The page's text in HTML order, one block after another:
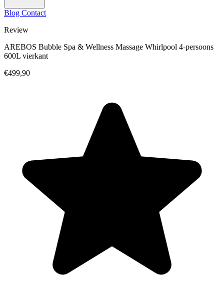
Blog Contact
Review
AREBOS Bubble Spa & Wellness Massage Whirlpool 4-persoons
600L vierkant
€499,90